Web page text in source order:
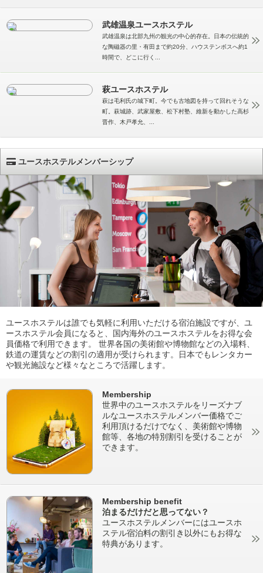
武雄温泉ユースホステル
武雄温泉は北部九州の観光の中心的存在。日本の伝統的
な陶磁器の里・有田まで約20分、ハウステンボスへ約1
時間で、どこに行く...
萩ユースホステル
萩は毛利氏の城下町。今でも古地図を持って回れそうな
町。萩城跡、武家屋敷、松下村塾、維新を動かした高杉
晋作、木戸孝允、...
ユースホステルメンバーシップ
ユースホステルは誰でも気軽に利用いただける宿泊施設ですが、ユ
ースホステル会員になると、国内海外のユースホステルをお得な会
員価格で利用できます。 世界各国の美術館や博物館などの入場料、
鉄道の運賃などの割引の適用が受けられます。日本でもレンタカー
や観光施設など様々なところで活躍します。
Membership
世界中のユースホステルをリーズナブ
ルなユースホステルメンバー価格でご
利用頂けるだけでなく、美術館や博物
館等、各地の特別割引を受けることが
できます。
Membership benefit
泊まるだけだと思ってない？
ユースホステルメンバーにはユースホ
ステル宿泊料の割引き以外にもお得な
特典があります。